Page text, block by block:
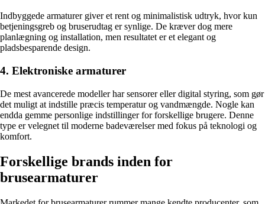
Indbyggede armaturer giver et rent og minimalistisk udtryk, hvor kun
betjeningsgreb og bruserudtag er synlige. De kræver dog mere
planlægning og installation, men resultatet er et elegant og
pladsbesparende design.
4. Elektroniske armaturer
De mest avancerede modeller har sensorer eller digital styring, som gør
det muligt at indstille præcis temperatur og vandmængde. Nogle kan
endda gemme personlige indstillinger for forskellige brugere. Denne
type er velegnet til moderne badeværelser med fokus på teknologi og
komfort.
Forskellige brands inden for
brusearmaturer